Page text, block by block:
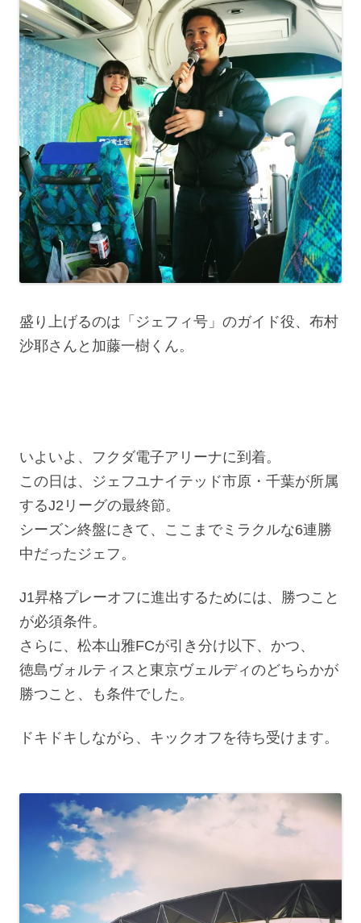
盛り上げるのは「ジェフィ号」のガイド役、布村
沙耶さんと加藤一樹くん。
いよいよ、フクダ電子アリーナに到着。
この日は、ジェフユナイテッド市原・千葉が所属
するJ2リーグの最終節。
シーズン終盤にきて、ここまでミラクルな6連勝
中だったジェフ。
J1昇格プレーオフに進出するためには、勝つこと
が必須条件。
さらに、松本山雅FCが引き分け以下、かつ、
徳島ヴォルティスと東京ヴェルディのどちらかが
勝つこと、も条件でした。
ドキドキしながら、キックオフを待ち受けます。